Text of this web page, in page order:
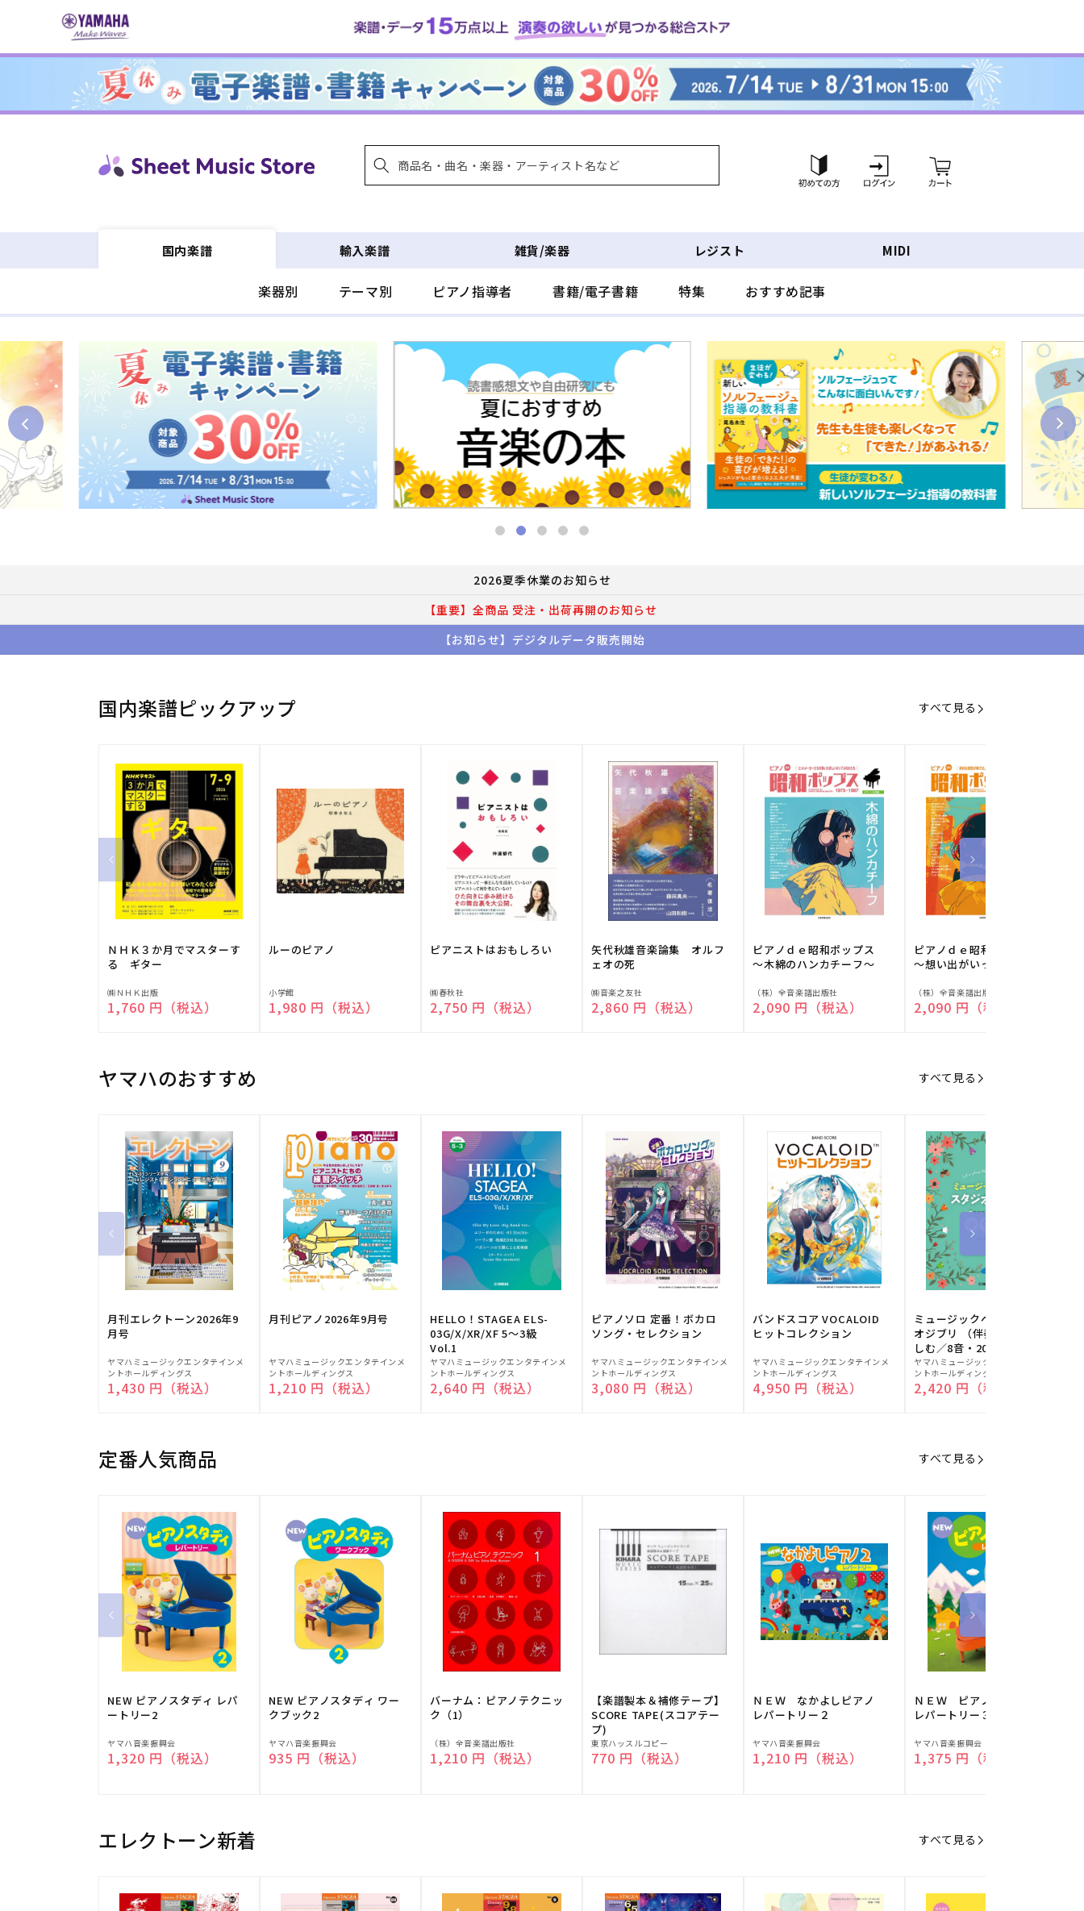
ンツに
グ
イ
ー
ト
国内楽譜
楽器別 テーマ別 ピアノ指導者 書籍/電子書籍 特集 おすすめ記事
輸入楽譜 雑貨/楽器 レジスト MIDI
2026夏季休業のお知らせ
【重要】全商品 受注・出荷再開のお知らせ
【お知らせ】デジタルデータ販売開始
国内楽譜ピックアップ すべて見る
ＮＨＫ３か月でマスターす
る ギター
販
売
㈱ＮＨＫ出版
通常価格
1,760 円（税込）
ルーのピアノ
販
売
小学館
通常価格
1,980 円（税込）
ピアニストはおもしろい
販
売
㈱春秋社
通常価格
2,750 円（税込）
矢代秋雄音楽論集 オルフ
ェオの死
販
売
㈱音楽之友社
通常価格
2,860 円（税込）
ピアノｄｅ昭和ポップス
～木綿のハンカチーフ～
販
売
（株）全音楽譜出版社
通常価格
2,090 円（税込）
ピアノｄｅ昭和ポップス
～想い出がいっぱい～
販
売
（株）全音楽譜出版社
通常価格
2,090 円（税込）
ヤマハのおすすめ すべて見る
月刊エレクトーン2026年9
月号
販
売
元:
ヤマハミュージックエンタテインメ
ントホールディングス
通常価格
1,430 円（税込）
月刊ピアノ2026年9月号
販
売
元:
ヤマハミュージックエンタテインメ
ントホールディングス
通常価格
1,210 円（税込）
HELLO！STAGEA ELS-
03G/X/XR/XF 5～3級
Vol.1
販
売
元:
ヤマハミュージックエンタテインメ
ントホールディングス
通常価格
2,640 円（税込）
ピアノソロ 定番！ボカロ
ソング・セレクション
販
売
元:
ヤマハミュージックエンタテインメ
ントホールディングス
通常価格
3,080 円（税込）
バンドスコア VOCALOID
ヒットコレクション
販
売
元:
ヤマハミュージックエンタテインメ
ントホールディングス
通常価格
4,950 円（税込）
ミュージックベルでスタジ
オジブリ （伴奏音源と楽
しむ／8音・20音ベル対応
／ドレミふりがな付）
販
売
元:
ヤマハミュージックエンタテインメ
ントホールディングス
通常価格
2,420 円（税込）
定番人気商品 すべて見る
NEW ピアノスタディ レパ
ートリー2
販
売
ヤマハ音楽振興会
通常価格
1,320 円（税込）
NEW ピアノスタディ ワー
クブック2
販
売
ヤマハ音楽振興会
通常価格
935 円（税込）
バーナム：ピアノテクニッ
ク（1）
販
売
（株）全音楽譜出版社
通常価格
1,210 円（税込）
【楽譜製本＆補修テープ】
SCORE TAPE(スコアテー
プ)
販
売
東京ハッスルコピー
通常価格
770 円（税込）
ＮＥＷ なかよしピアノ
レパートリー２
販
売
ヤマハ音楽振興会
通常価格
1,210 円（税込）
ＮＥＷ ピアノスタディ
レパートリー３
販
売
ヤマハ音楽振興会
通常価格
1,375 円（税込）
エレクトーン新着 すべて見る